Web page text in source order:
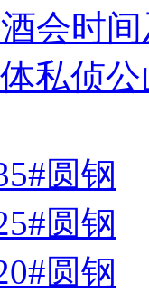
会时
私侦
圆钢
圆钢
圆钢